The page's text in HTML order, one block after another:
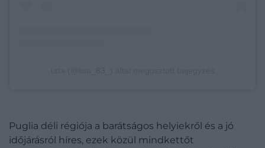
Puglia déli régiója a barátságos helyiekről és a jó
időjárásról híres, ezek közül mindkettőt